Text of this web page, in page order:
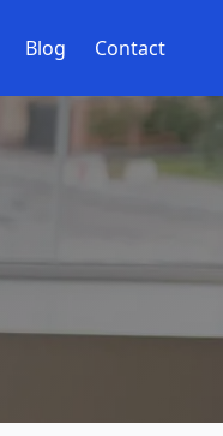
Blog Contact